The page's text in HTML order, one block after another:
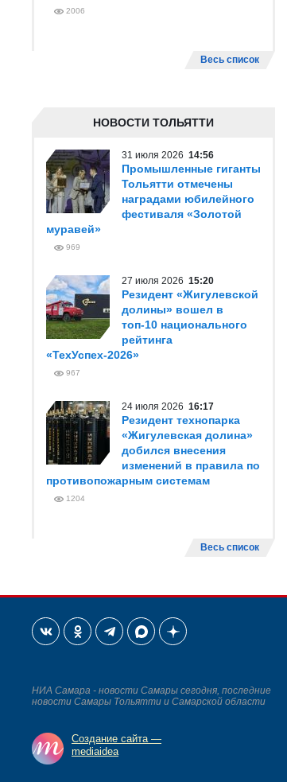
2006
Весь список
НОВОСТИ ТОЛЬЯТТИ
31 июля 2026 14:56
Промышленные гиганты
Тольятти отмечены
наградами юбилейного
фестиваля «Золотой
муравей»
969
27 июля 2026 15:20
Резидент «Жигулевской
долины» вошел в
топ-10 национального
рейтинга
«ТехУспех-2026»
967
24 июля 2026 16:17
Резидент технопарка
«Жигулевская долина»
добился внесения
изменений в правила по
противопожарным системам
1204
Весь список
НИА Самара - новости Самары сегодня, последние
новости Самары Тольятти и Самарской области
Создание сайта —
mediaidea